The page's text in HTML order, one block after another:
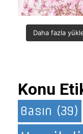
Daha fazla
Konu
Basın (39)